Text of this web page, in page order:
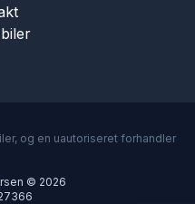
og en uautoriseret forhandler
© 2026